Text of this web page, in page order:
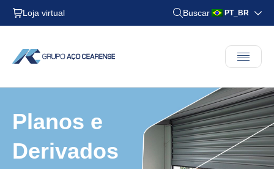
Loja virtual Buscar PT_BR
Planos e
Derivados